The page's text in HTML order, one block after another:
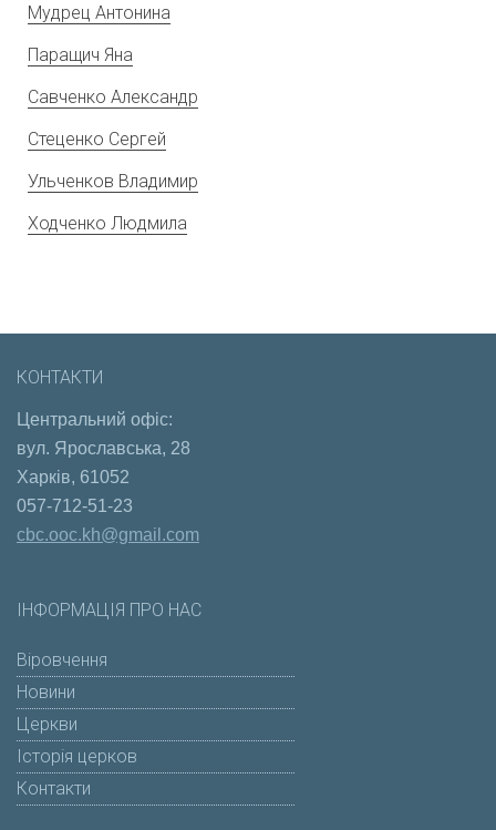
Мудрец Антонина
Паращич Яна
Савченко Александр
Стеценко Сергей
Ульченков Владимир
Ходченко Людмила
КОНТАКТИ
Центральний офіс:
вул. Ярославська, 28
Харків, 61052
057-712-51-23
cbc.ooc.kh@gmail.com
ІНФОРМАЦІЯ ПРО НАС
Віровчення
Новини
Церкви
Історія церков
Контакти